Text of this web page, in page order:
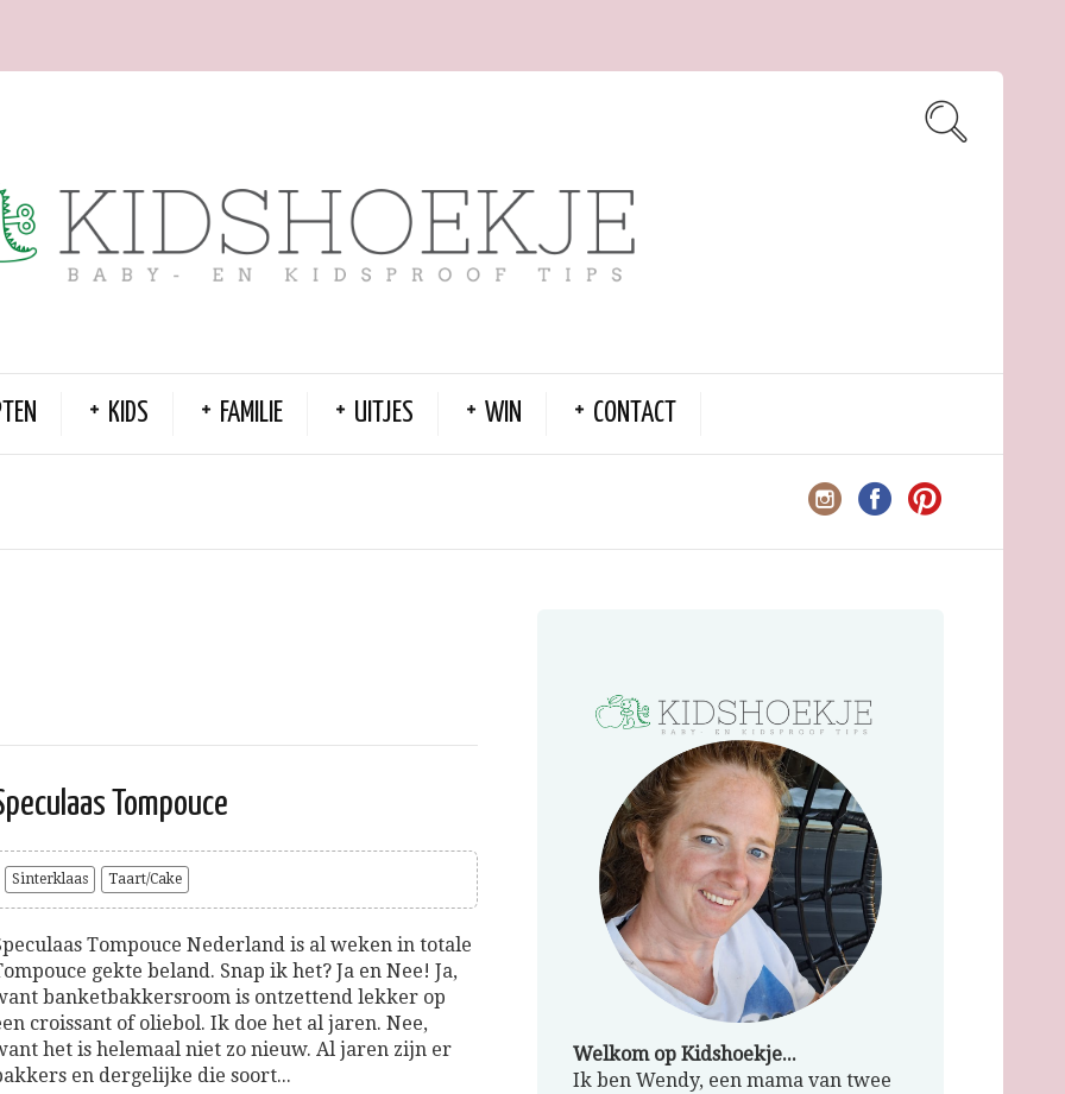
KIDS FAMILIE UITJES WIN CONTACT
Tompouce
Sinterklaas Taart/Cake
Tompouce Nederland is al weken in totale
gekte beland. Snap ik het? Ja en Nee! Ja,
banketbakkersroom is ontzettend lekker op
croissant of oliebol. Ik doe het al jaren. Nee,
het is helemaal niet zo nieuw. Al jaren zijn er
en dergelijke die soort...
Welkom op Kidshoekje...
Ik ben Wendy, een mama van twee